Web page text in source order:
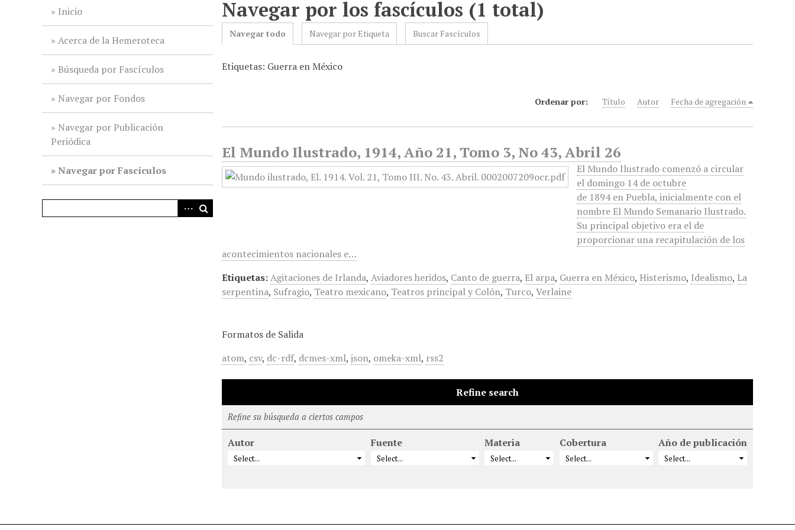
Inicio
Acerca de la Hemeroteca
Búsqueda por Fascículos
Navegar por Fondos
Navegar por Publicación
Periódica
Navegar por Fascículos
Navegar por los fascículos (1 total)
Navegar todo Navegar por Etiqueta Buscar Fascículos
Etiquetas: Guerra en México
Ordenar por: Título Autor Fecha de agregación
El Mundo Ilustrado, 1914, Año 21, Tomo 3, No 43, Abril 26
El Mundo Ilustrado comenzó a circular
el domingo 14 de octubre
de 1894 en Puebla, inicialmente con el
nombre El Mundo Semanario Ilustrado.
Su principal objetivo era el de
proporcionar una recapitulación de los
acontecimientos nacionales e…
Etiquetas:Agitaciones de Irlanda,Aviadores heridos, Canto de guerra, El arpa, Guerra en México, Histerismo, Idealismo, La
serpentina, Sufragio, Teatro mexicano, Teatros principal y Colón, Turco,Verlaine
Formatos de Salida
atom, csv, dc-rdf, dcmes-xml,json, omeka-xml, rss2
Refine search
Refine su búsqueda a ciertos campos
Autor Fuente Materia Cobertura Año de publicación